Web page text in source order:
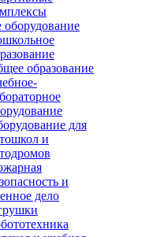
оборудование
образование
для
и
и
дело